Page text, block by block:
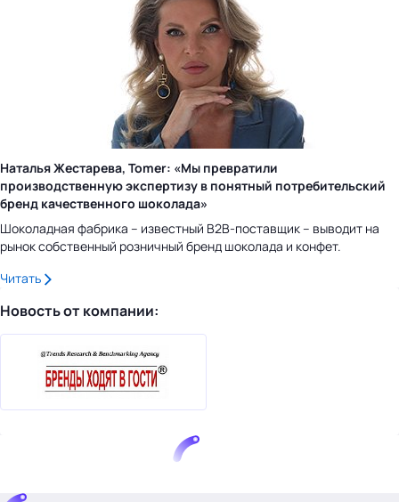
Наталья Жестарева, Tomer: «Мы превратили
производственную экспертизу в понятный потребительский
бренд качественного шоколада»
Шоколадная фабрика – известный B2B-поставщик – выводит на
рынок собственный розничный бренд шоколада и конфет.
Читать
Новость от компании: